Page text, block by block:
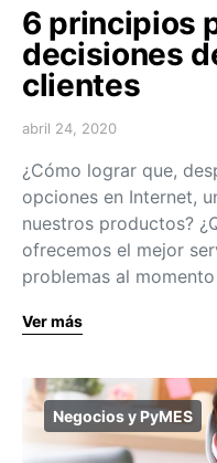
6 principios
decisiones
clientes
abril 24, 2020
¿Cómo lograr que,
opciones en Internet,
nuestros productos?
ofrecemos el mejor
problemas al
Ver más
Negocios y PyMES